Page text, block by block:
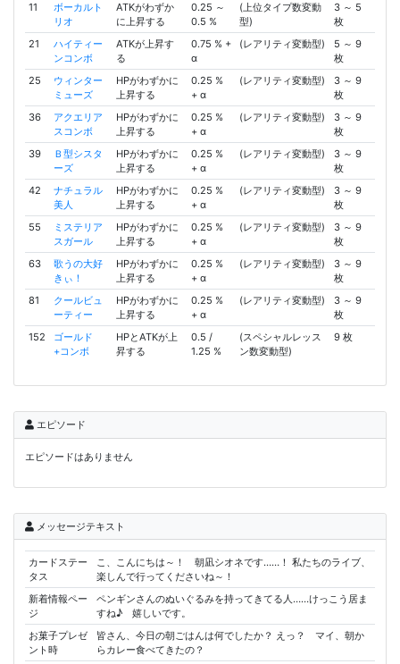
11
ボーカルト
リオ
ATKがわずか
に上昇する
0.25 ～
0.5 %
(上位タイプ数変動
型)
3 ～ 5
枚
21
ハイティー
ンコンボ
ATKが上昇す
る
0.75 % +
α
(レアリティ変動型)
5 ～ 9
枚
25
ウィンター
ミューズ
HPがわずかに
上昇する
0.25 %
+ α
(レアリティ変動型)
3 ～ 9
枚
36
アクエリア
スコンボ
HPがわずかに
上昇する
0.25 %
+ α
(レアリティ変動型)
3 ～ 9
枚
39
Ｂ型シスタ
ーズ
HPがわずかに
上昇する
0.25 %
+ α
(レアリティ変動型)
3 ～ 9
枚
42
ナチュラル
美人
HPがわずかに
上昇する
0.25 %
+ α
(レアリティ変動型)
3 ～ 9
枚
55
ミステリア
スガール
HPがわずかに
上昇する
0.25 %
+ α
(レアリティ変動型)
3 ～ 9
枚
63
歌うの大好
きぃ！
HPがわずかに
上昇する
0.25 %
+ α
(レアリティ変動型)
3 ～ 9
枚
81
クールビュ
ーティー
HPがわずかに
上昇する
0.25 %
+ α
(レアリティ変動型)
3 ～ 9
枚
152
ゴールド
+コンボ
HPとATKが上
昇する
0.5 /
1.25 %
(スペシャルレッス
ン数変動型)
9 枚
エピソード
エピソードはありません
メッセージテキスト
カードステー
タス
こ、こんにちは～！ 朝凪シオネです……！ 私たちのライブ、
楽しんで行ってくださいね～！
新着情報ペー
ジ
ペンギンさんのぬいぐるみを持ってきてる人……けっこう居ま
すね♪ 嬉しいです。
お菓子プレゼ
ント時
皆さん、今日の朝ごはんは何でしたか？ えっ？ マイ、朝か
らカレー食べてきたの？